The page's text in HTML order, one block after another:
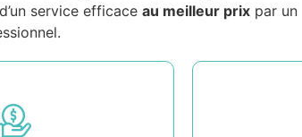
service efficace au meilleur prix par un